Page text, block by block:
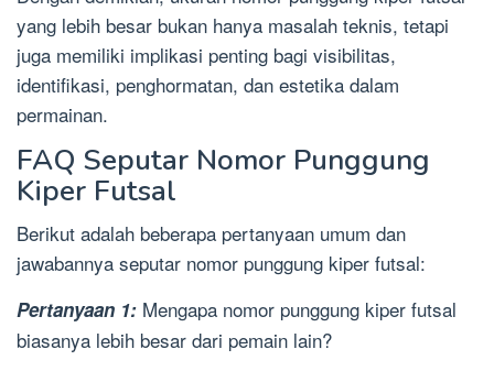
yang lebih besar bukan hanya masalah teknis, tetapi
juga memiliki implikasi penting bagi visibilitas,
identifikasi, penghormatan, dan estetika dalam
permainan.
FAQ Seputar Nomor Punggung
Kiper Futsal
Berikut adalah beberapa pertanyaan umum dan
jawabannya seputar nomor punggung kiper futsal:
Pertanyaan 1: Mengapa nomor punggung kiper futsal
biasanya lebih besar dari pemain lain?